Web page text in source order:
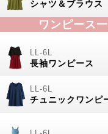
シャツ＆ブラウス
ワンピース
長袖ワンピース
チュニックワンピ